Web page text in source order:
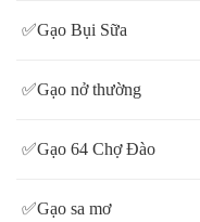
khô ráo và thoáng mát,
hưởng chất lượng hạt gạo.
- Bên cạnh đó, khi mua
nhựa kín để tránh sự xâm
mất vệ sinh khi sử dụng
✅Gạo Bụi Sữa
✅Gạo nở thường
✅Gạo 64 Chợ Đào
✅Gạo sa mơ